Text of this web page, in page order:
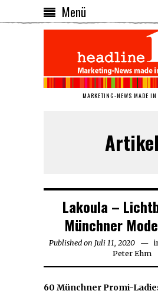
Menü
MARKETING-NEWS MADE
Artikel
Lakoula –
Münchner
Published on Juli 11, 2020 Juli
11,
2020
Peter Ehm
60 Münchner Promi-